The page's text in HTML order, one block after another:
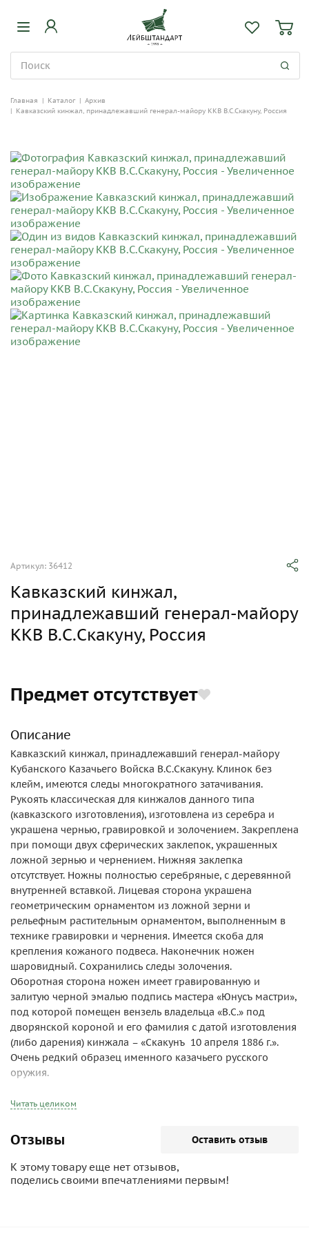
Главная | Каталог | Архив
| Кавказский кинжал, принадлежавший генерал-майору ККВ В.С.Скакуну, Россия
Артикул: 36412
Кавказский кинжал,
принадлежавший генерал-майору
ККВ В.С.Скакуну, Россия
Предмет отсутствует
Описание
Кавказский кинжал, принадлежавший генерал-майору
Кубанского Казачьего Войска В.С.Скакуну. Клинок без
клейм, имеются следы многократного затачивания.
Рукоять классическая для кинжалов данного типа
(кавказского изготовления), изготовлена из серебра и
украшена чернью, гравировкой и золочением. Закреплена
при помощи двух сферических заклепок, украшенных
ложной зернью и чернением. Нижняя заклепка
отсутствует. Ножны полностью серебряные, с деревянной
внутренней вставкой. Лицевая сторона украшена
геометрическим орнаментом из ложной зерни и
рельефным растительным орнаментом, выполненным в
технике гравировки и чернения. Имеется скоба для
крепления кожаного подвеса. Наконечник ножен
шаровидный. Сохранились следы золочения.
Оборотная сторона ножен имеет гравированную и
залитую черной эмалью подпись мастера «Юнусъ мастри»,
под которой помещен вензель владельца «В.С.» под
дворянской короной и его фамилия с датой изготовления
(либо дарения) кинжала – «Скакунъ 10 апреля 1886 г.».
Очень редкий образец именного казачьего русского
оружия.
Общая длина – 61,8 см.
Длина клинка – 46 см.
Историческая справка о владельце.
Василий Савич Скакун (1837 – 1919), из дворян бывшего
Читать целиком
Отзывы Оставить отзыв
К этому товару еще нет отзывов,
поделись своими впечатлениями первым!